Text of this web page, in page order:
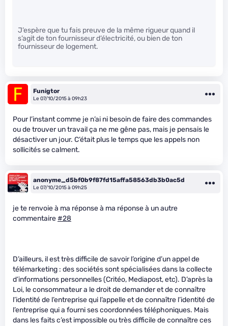
J’espère que tu fais preuve de la même rigueur quand il
s’agit de ton fournisseur d’électricité, ou bien de ton
fournisseur de logement.
Funigtor
Le 07/10/2015 à 09h23
Pour l’instant comme je n’ai ni besoin de faire des commandes
ou de trouver un travail ça ne me gêne pas, mais je pensais le
désactiver un jour. C’était plus le temps que les appels non
sollicités se calment.
anonyme_d5bf0b9f87fd15affa58563db3b0ac5d
Le 07/10/2015 à 09h25
je te renvoie à ma réponse à ma réponse à un autre
commentaire#28
D’ailleurs, il est très difficile de savoir l’origine d’un appel de
télémarketing : des sociétés sont spécialisées dans la collecte
d’informations personnelles (Critéo, Mediapost, etc). D’après la
Loi, le consommateur a le droit de demander et de connaître
l’identité de l’entreprise qui l’appelle et de connaître l’identité de
l’entreprise qui a fourni ses coordonnées téléphoniques. Mais
dans les faits c’est impossible ou très difficile de connaître ces